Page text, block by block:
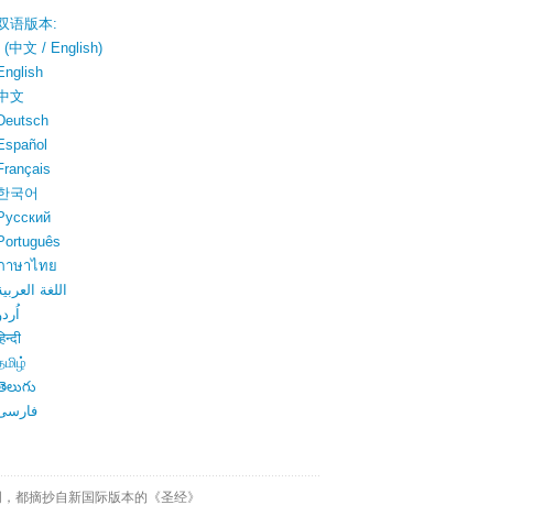
语版本:
(中文 / English)
文
국어
าษาไทย
اللغة
都摘抄自新国际版本的《圣经》